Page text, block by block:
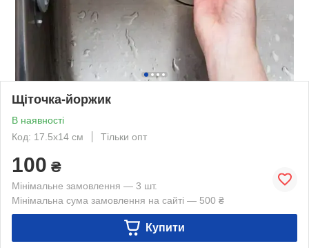
Щіточка-йоржик
В наявності
Код: 17.5х14 см
Тільки опт
100 ₴
Мінімальне замовлення — 3 шт.
Мінімальна сума замовлення на сайті — 500 ₴
Купити